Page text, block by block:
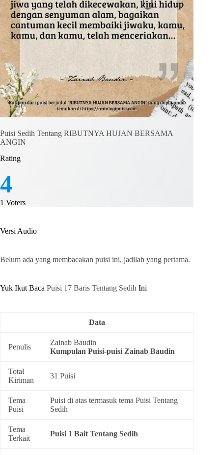
Puisi Sedih Tentang RIBUTNYA HUJAN BERSAMA
ANGIN
Rating
4
1 Voters
Versi Audio
Belum ada yang membacakan puisi ini, jadilah yang pertama.
Yuk Ikut Baca Puisi 17 Baris Tentang Sedih Ini
Data
Penulis
Zainab Baudin
Kumpulan Puisi-puisi Zainab Baudin
Total
Kiriman
31 Puisi
Tema
Puisi
Puisi di atas termasuk tema Puisi Tentang
Sedih
Tema
Terkait
Puisi 1 Bait Tentang Sedih